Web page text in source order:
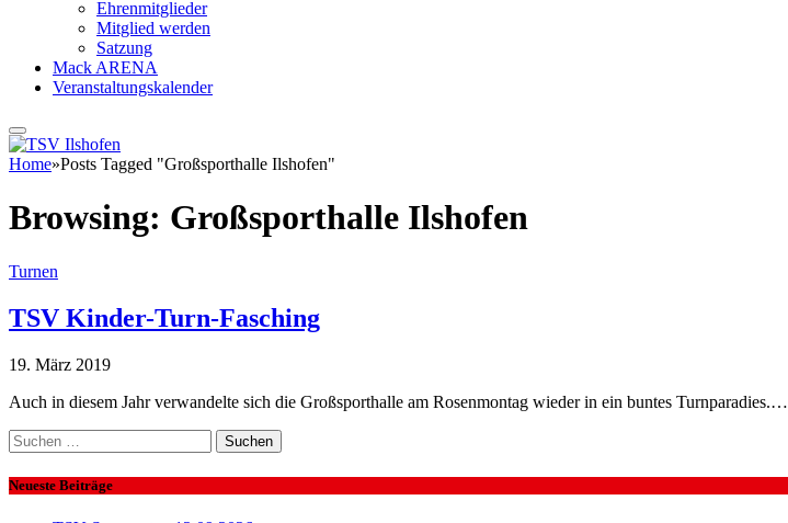
Ehrenmitglieder
Mitglied werden
Satzung
Mack ARENA
Veranstaltungskalender
Home»Posts Tagged "Großsporthalle Ilshofen"
Browsing: Großsporthalle Ilshofen
Turnen
TSV Kinder-Turn-Fasching
19. März 2019
Auch in diesem Jahr verwandelte sich die Großsporthalle am Rosenmontag wieder in ein buntes Turnparadies.…
Suchen
nach:
Neueste Beiträge